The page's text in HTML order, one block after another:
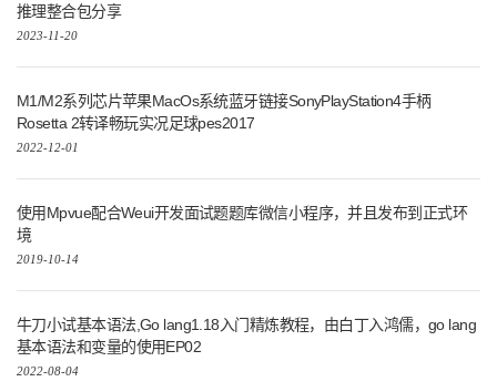
推理整合包分享
2023-11-20
M1/M2系列芯片苹果MacOs系统蓝牙链接SonyPlayStation4手柄
Rosetta 2转译畅玩实况足球pes2017
2022-12-01
使用Mpvue配合Weui开发面试题题库微信小程序，并且发布到正式环
境
2019-10-14
牛刀小试基本语法,Go lang1.18入门精炼教程，由白丁入鸿儒，go lang
基本语法和变量的使用EP02
2022-08-04